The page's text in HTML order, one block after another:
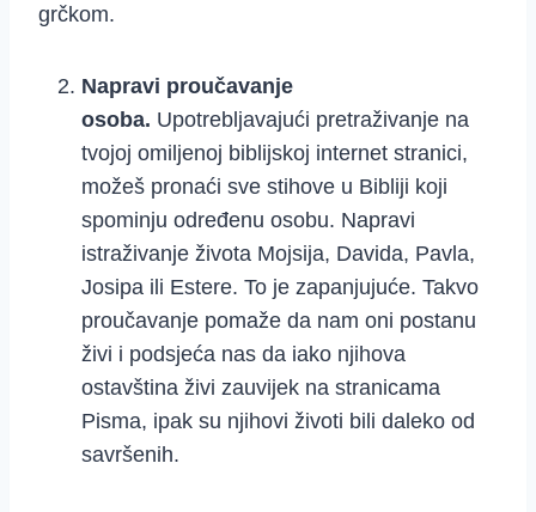
grčkom.
Napravi proučavanje
osoba. Upotrebljavajući pretraživanje na
tvojoj omiljenoj biblijskoj internet stranici,
možeš pronaći sve stihove u Bibliji koji
spominju određenu osobu. Napravi
istraživanje života Mojsija, Davida, Pavla,
Josipa ili Estere. To je zapanjujuće. Takvo
proučavanje pomaže da nam oni postanu
živi i podsjeća nas da iako njihova
ostavština živi zauvijek na stranicama
Pisma, ipak su njihovi životi bili daleko od
savršenih.